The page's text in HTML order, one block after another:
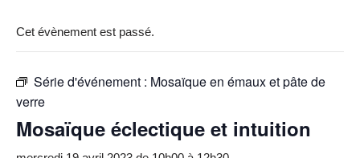
Cet évènement est passé.
Série d'événement : Mosaïque en émaux et pâte de
verre
Mosaïque éclectique et intuition